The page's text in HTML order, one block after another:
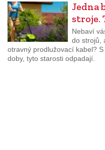
Jedna
stroje.
Nebaví
do strojů,
otravný prodlužovací kabel?
doby, tyto starosti odpadají.